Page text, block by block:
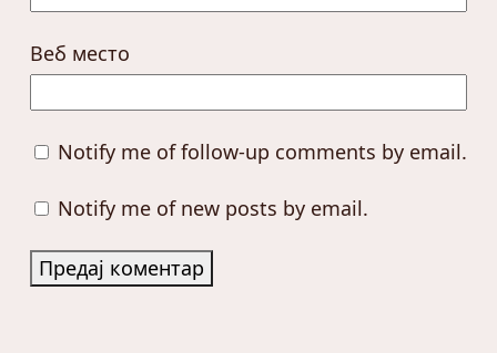
Веб место
Notify me of follow-up comments by email.
Notify me of new posts by email.